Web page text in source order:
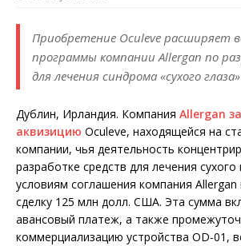
Приобретение Oculeve расширяет
программы компании Allergan по
для лечения синдрома «сухого глаза»
Дублин, Ирландия. Компания Allergan
аквизицию Oculeve, находящейся на
компании, чья деятельность
разработке средств для лечения
условиям соглашения компания Allergan
сделку 125 млн долл. США. Эта сумма
авансовый платеж, а также
коммерциализацию устройства OD-01,